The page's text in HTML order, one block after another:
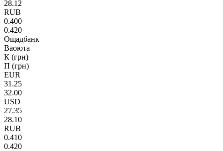
28.12
RUB
0.400
0.420
Ощадбанк
Ваоюта
К (грн)
П (грн)
EUR
31.25
32.00
USD
27.35
28.10
RUB
0.410
0.420